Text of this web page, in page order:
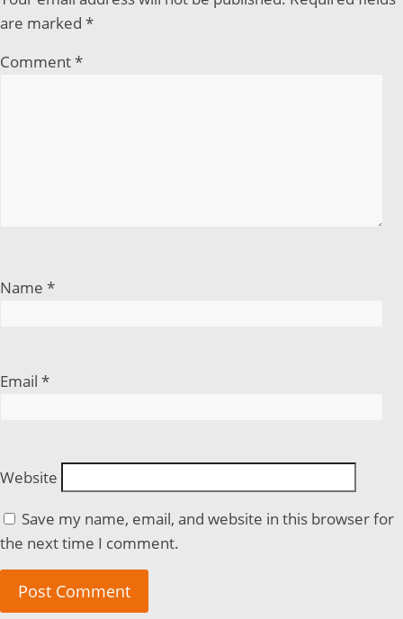
are marked *
Comment*
Name *
Email *
Website
Save my name, email, and website in this browser for
the next time I comment.